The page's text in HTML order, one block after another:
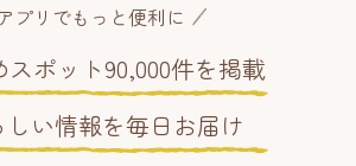
プリでもっと便利に
スポット90,000件を掲載
しい情報を毎日お届け